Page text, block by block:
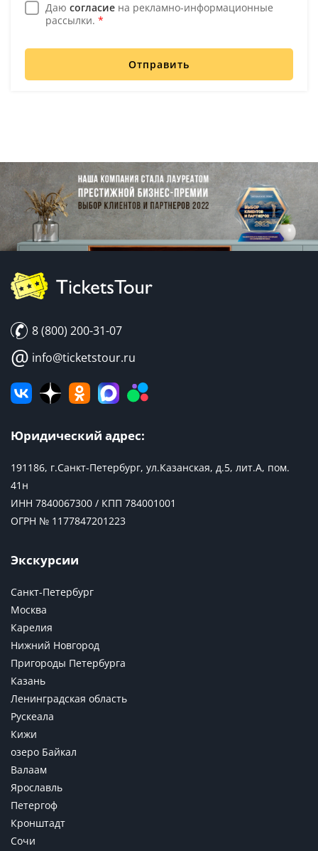
Даю согласие на рекламно-информационные
рассылки. *
Отправить
8 (800) 200-31-07
@ info@ticketstour.ru
Юридический адрес:
191186, г.Санкт-Петербург, ул.Казанская, д.5, лит.А, пом.
41н
ИНН 7840067300 / КПП 784001001
ОГРН № 1177847201223
Экскурсии
Санкт-Петербург
Москва
Карелия
Нижний Новгород
Пригороды Петербурга
Казань
Ленинградская область
Рускеала
Кижи
озеро Байкал
Валаам
Ярославль
Петергоф
Кронштадт
Сочи